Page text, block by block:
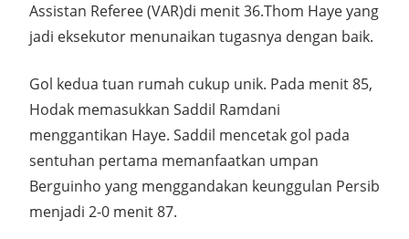
Assistan Referee (VAR)di menit 36.Thom Haye yang
jadi eksekutor menunaikan tugasnya dengan baik.
Gol kedua tuan rumah cukup unik. Pada menit 85,
Hodak memasukkan Saddil Ramdani
menggantikan Haye. Saddil mencetak gol pada
sentuhan pertama memanfaatkan umpan
Berguinho yang menggandakan keunggulan Persib
menjadi 2-0 menit 87.